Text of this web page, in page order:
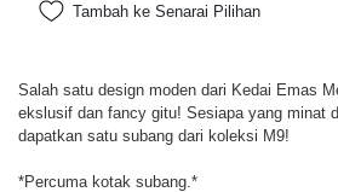
Tambah ke Senarai Pilihan
Salah satu design moden dari Kedai Emas
ekslusif dan fancy gitu! Sesiapa yang minat
dapatkan satu subang dari koleksi M9!
*Percuma kotak subang.*